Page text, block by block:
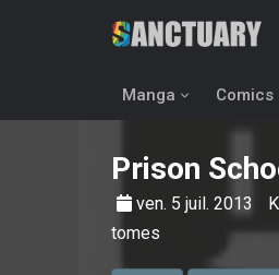
Manga Comics
Prison
ven. 5 juil. 2013
tomes